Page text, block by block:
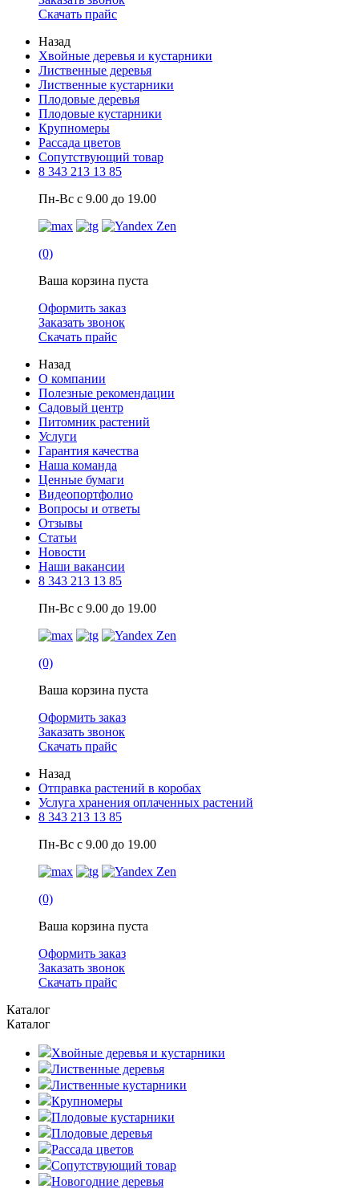
Скачать прайс
Назад
Хвойные деревья и кустарники
Лиственные деревья
Лиственные кустарники
Плодовые деревья
Плодовые кустарники
Крупномеры
Рассада цветов
Сопутствующий товар
8 343 213 13 85
Пн-Вс с 9.00 до 19.00
(0)
Ваша корзина пуста
Оформить заказ
Заказать звонок
Скачать прайс
Назад
О компании
Полезные рекомендации
Садовый центр
Питомник растений
Услуги
Гарантия качества
Наша команда
Ценные бумаги
Видеопортфолио
Вопросы и ответы
Отзывы
Статьи
Новости
Наши вакансии
8 343 213 13 85
Пн-Вс с 9.00 до 19.00
(0)
Ваша корзина пуста
Оформить заказ
Заказать звонок
Скачать прайс
Назад
Отправка растений в коробах
Услуга хранения оплаченных растений
8 343 213 13 85
Пн-Вс с 9.00 до 19.00
(0)
Ваша корзина пуста
Оформить заказ
Заказать звонок
Скачать прайс
Каталог
Каталог
Хвойные деревья и кустарники
Лиственные деревья
Лиственные кустарники
Крупномеры
Плодовые кустарники
Плодовые деревья
Рассада цветов
Сопутствующий товар
Новогодние деревья